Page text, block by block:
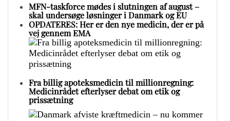
MFN-taskforce mødes i slutningen af august –
skal undersøge løsninger i Danmark og EU
OPDATERES: Her er den nye medicin, der er på
vej gennem EMA
Fra billig apoteksmedicin til millionregning:
Medicinrådet efterlyser debat om etik og
prissætning